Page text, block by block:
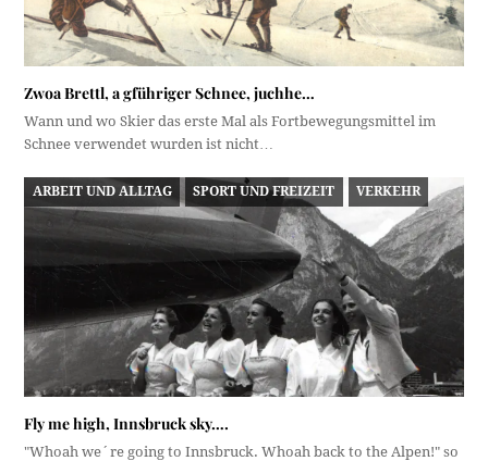
Zwoa Brettl, a gführiger Schnee, juchhe…
Wann und wo Skier das erste Mal als Fortbewegungsmittel im
Schnee verwendet wurden ist nicht…
ARBEIT UND ALLTAG SPORT UND FREIZEIT VERKEHR
Fly me high, Innsbruck sky….
"Whoah we´re going to Innsbruck. Whoah back to the Alpen!" so